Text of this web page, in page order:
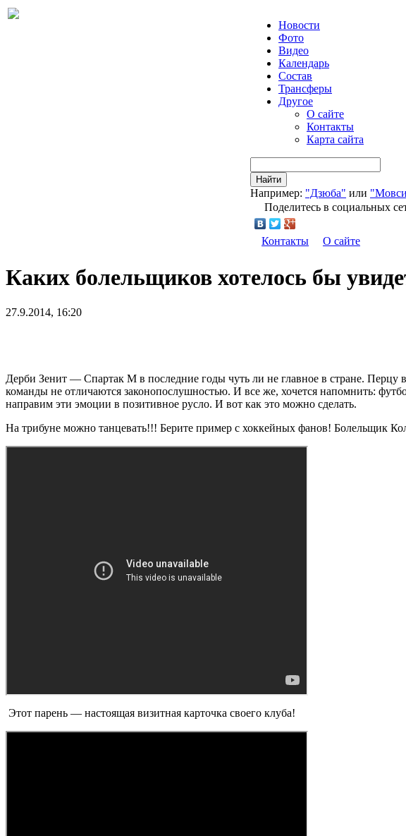
Новости
Фото
Видео
Календарь
Состав
Трансферы
Другое
О сайте
Контакты
Карта сайта
Найти
Например: "Дзюба" или
Поделитесь в социальных
Контакты О сайте
Каких болельщиков хотелось бы
27.9.2014, 16:20
Дерби Зенит — Спартак М в последние годы чуть ли не главное в стране.
команды не отличаются законопослушностью. И все же, хочется напомнить:
направим эти эмоции в позитивное русло. И вот как это можно сделать.
На трибуне можно танцевать!!! Берите пример с хоккейных фанов! Болельщик
Этот парень — настоящая визитная карточка своего клуба!